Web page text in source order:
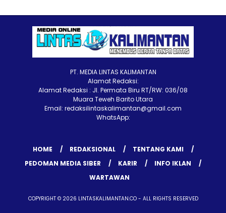
PT. MEDIA LINTAS KALIMANTAN
Alamat Redaksi:
Alamat Redaksi : Jl. Permata Biru RT/RW: 036/08
Muara Teweh Barito Utara
Email: redaksilintaskalimantan@gmail.com
WhatsApp:
HOME REDAKSIONAL
TENTANG KAMI
PEDOMAN MEDIA SIBER
KARIR
INFO IKLAN
WARTAWAN
COPYRIGHT © 2026 LINTASKALIMANTAN.CO - ALL RIGHTS RESERVED